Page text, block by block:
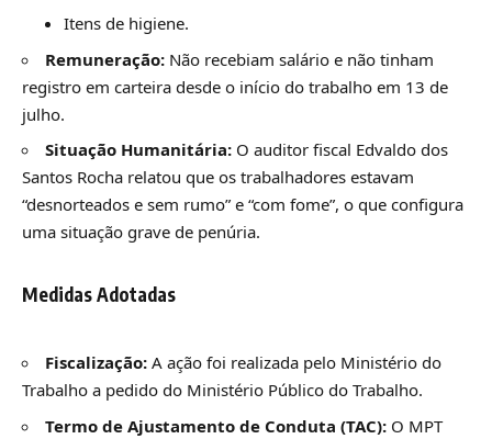
Itens de higiene.
Remuneração: Não recebiam salário e não tinham
registro em carteira desde o início do trabalho em 13 de
julho.
Situação Humanitária: O auditor fiscal Edvaldo dos
Santos Rocha relatou que os trabalhadores estavam
“desnorteados e sem rumo” e “com fome”, o que configura
uma situação grave de penúria.
Medidas Adotadas
Fiscalização: A ação foi realizada pelo Ministério do
Trabalho a pedido do Ministério Público do Trabalho.
Termo de Ajustamento de Conduta (TAC): O MPT